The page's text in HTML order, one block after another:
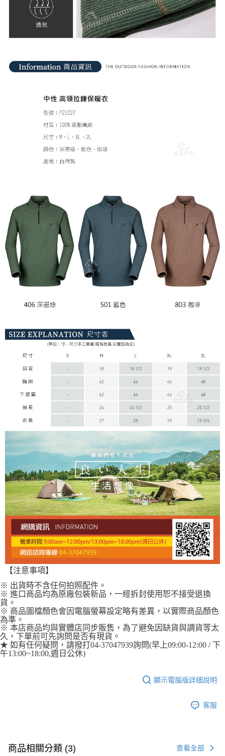
【注意事項】
※ 出貨時不含任何拍照配件。
※ 進口商品均為原廠包裝新品，一經拆封使用恕不接受退換
貨。
※ 商品圖檔顏色會因電腦螢幕設定略有差異，以實際商品顏色
為準。
※ 本店商品均與實體店同步販售，為了避免因缺貨與調貨等太
久，下單前可先詢問是否有現貨。
★ 如有任何疑問，請撥打04-37047939詢問(早上09:00-12:00 / 下
午13:00~18:00,週日公休)
顯示電腦版詳細說明
客服
商品相關分類 (3) 查看全部